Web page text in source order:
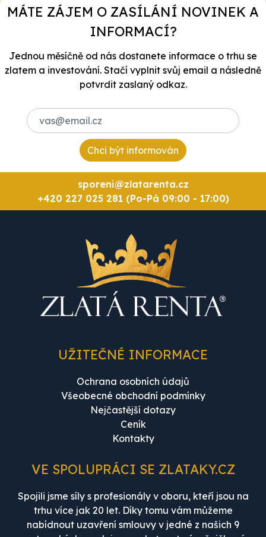
MÁTE ZÁJEM O ZASÍLÁNÍ NOVINEK A
INFORMACÍ?
Jednou měsíčně od nás dostanete informace o trhu se
zlatem a investování. Stačí vyplnit svůj email a následně
potvrdit zaslaný odkaz.
Chci být informován
sporeni@zlatarenta.cz
+420 227 025 281 (Po-Pá 09:00 - 17:00)
UŽITEČNÉ INFORMACE
Ochrana osobních údajů
Všeobecné obchodní podmínky
Nejčastější dotazy
Ceník
Kontakty
VE SPOLUPRÁCI SE ZLATAKY.CZ
Spojili jsme síly s profesionály v oboru, kteří jsou na
trhu více jak 20 let. Díky tomu vám můžeme
nabídnout uzavření smlouvy v jedné z našich 9